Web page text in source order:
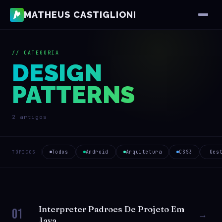
MATHEUS CASTIGLIONI
// CATEGORIA
DESIGN
PATTERNS
2 artigos
TÓPICOS Todos Android Arquitetura CSS3
01
Interpreter Padroes De Projeto Em
→